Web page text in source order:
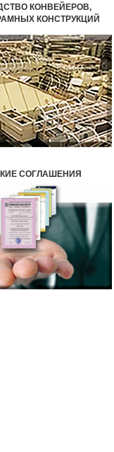
КОНВЕЙЕРОВ,
КОНСТРУКЦИЙ
СОГЛАШЕНИЯ